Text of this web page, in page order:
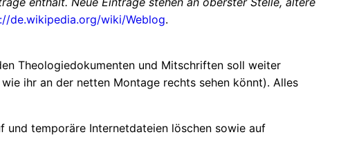
de.wikipedia.org/wiki/Weblog.
Theologiedokumenten und Mitschriften soll weiter
ihr an der netten Montage rechts sehen könnt). Alles
und temporäre Internetdateien löschen sowie auf